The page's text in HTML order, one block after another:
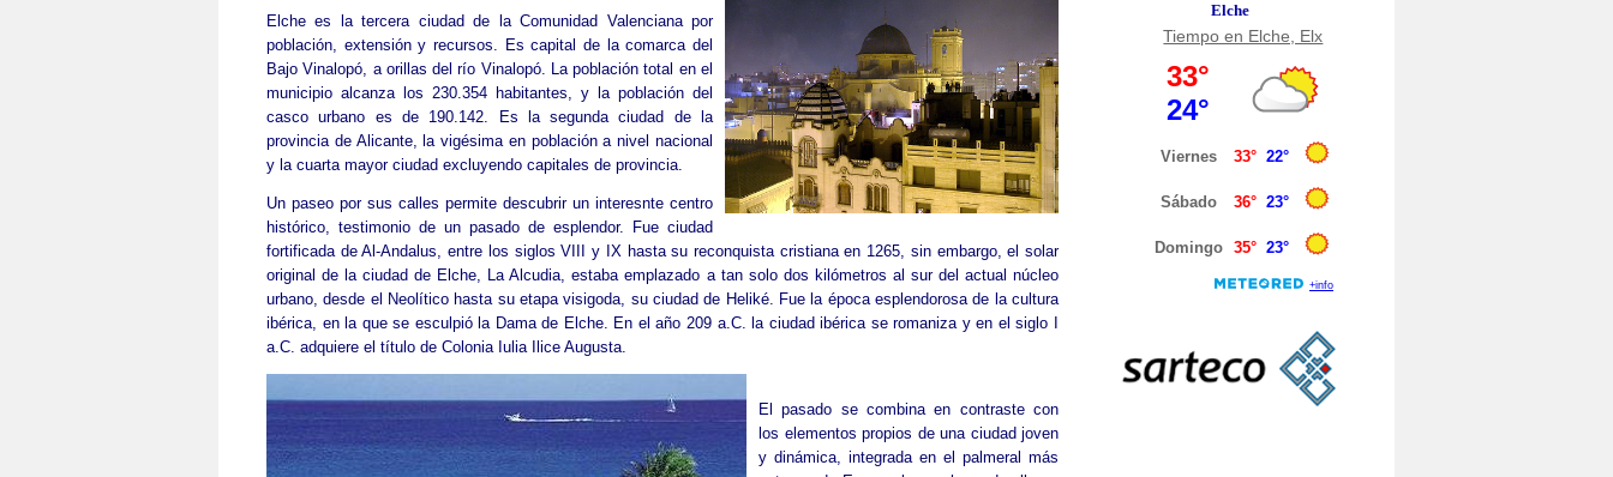
Elche es la tercera ciudad de la Comunidad Valenciana por
población, extensión y recursos. Es capital de la comarca del
Bajo Vinalopó, a orillas del río Vinalopó. La población total en el
municipio alcanza los 230.354 habitantes, y la población del
casco urbano es de 190.142. Es la segunda ciudad de la
provincia de Alicante, la vigésima en población a nivel nacional
y la cuarta mayor ciudad excluyendo capitales de provincia.
Un paseo por sus calles permite descubrir un interesnte centro
histórico, testimonio de un pasado de esplendor. Fue ciudad
fortificada de Al-Andalus, entre los siglos VIII y IX hasta su reconquista cristiana en 1265, sin embargo, el solar
original de la ciudad de Elche, La Alcudia, estaba emplazado a tan solo dos kilómetros al sur del actual núcleo
urbano, desde el Neolítico hasta su etapa visigoda, su ciudad de Heliké. Fue la época esplendorosa de la cultura
ibérica, en la que se esculpió la Dama de Elche. En el año 209 a.C. la ciudad ibérica se romaniza y en el siglo I
a.C. adquiere el título de Colonia Iulia Ilice Augusta.
El pasado se combina en contraste con
los elementos propios de una ciudad joven
y dinámica, integrada en el palmeral más
Elche
Tiempo en Elche, Elx